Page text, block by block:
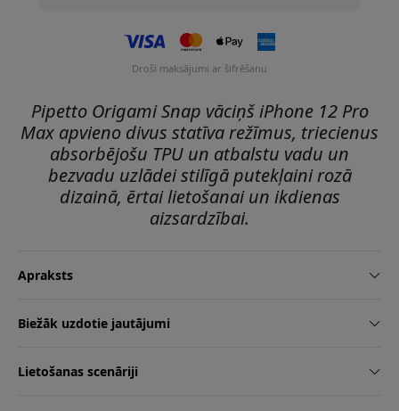
Droši maksājumi ar šifrēšanu
Pipetto Origami Snap vāciņš iPhone 12 Pro
Max apvieno divus statīva režīmus, triecienus
absorbējošu TPU un atbalstu vadu un
bezvadu uzlādei stilīgā putekļaini rozā
dizainā, ērtai lietošanai un ikdienas
aizsardzībai.
Apraksts
Biežāk uzdotie jautājumi
Lietošanas scenāriji